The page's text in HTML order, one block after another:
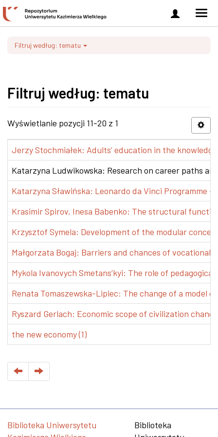
Zaloguj
się
Filtruj według: tematu
Filtruj według: tematu
Wyświetlanie pozycji 11-20 z 1
Jerzy Stochmiałek: Adults’ education in the
Katarzyna Ludwikowska: Research on career paths
Katarzyna Sławińska: Leonardo da Vinci Programme
Krasimir Spirov, Inesa Babenko: The structural
Krzysztof Symela: Development of the modular
Małgorzata Bogaj: Barriers and chances of vocational
Mykola Ivanovych Smetans’kyi: The role of
Renata Tomaszewska-Lipiec: The change of a model
Ryszard Gerlach: Economic scope of civilization
the new economy (1)
Biblioteka Uniwersytetu
Biblioteka